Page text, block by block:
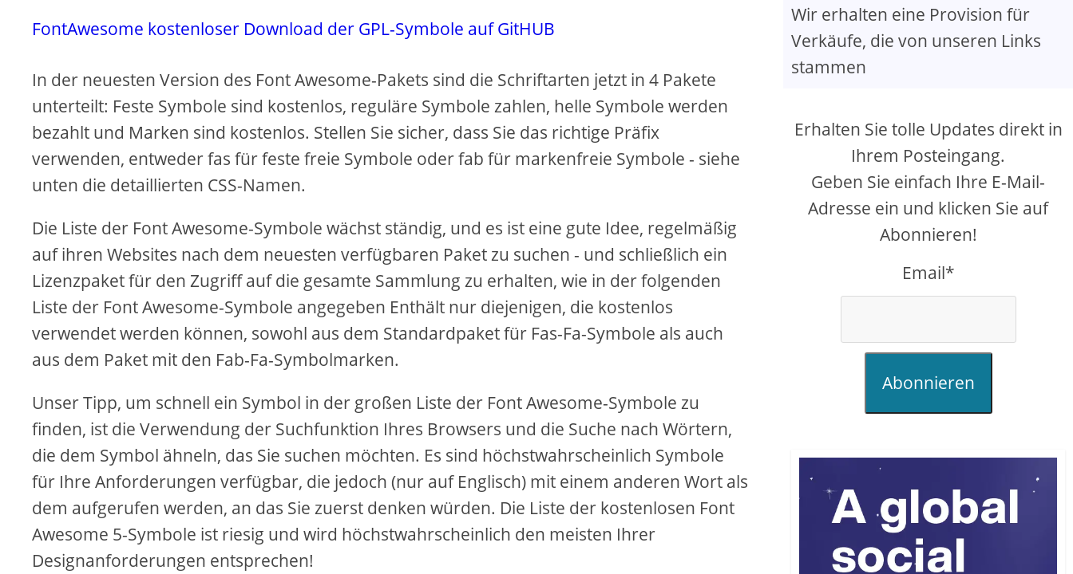
FontAwesome kostenloser Download der GPL-Symbole auf GitHUB
In der neuesten Version des Font Awesome-Pakets sind die Schriftarten jetzt in 4 Pakete
unterteilt: Feste Symbole sind kostenlos, reguläre Symbole zahlen, helle Symbole werden
bezahlt und Marken sind kostenlos. Stellen Sie sicher, dass Sie das richtige Präfix
verwenden, entweder fas für feste freie Symbole oder fab für markenfreie Symbole - siehe
unten die detaillierten CSS-Namen.
Die Liste der Font Awesome-Symbole wächst ständig, und es ist eine gute Idee, regelmäßig
auf ihren Websites nach dem neuesten verfügbaren Paket zu suchen - und schließlich ein
Lizenzpaket für den Zugriff auf die gesamte Sammlung zu erhalten, wie in der folgenden
Liste der Font Awesome-Symbole angegeben Enthält nur diejenigen, die kostenlos
verwendet werden können, sowohl aus dem Standardpaket für Fas-Fa-Symbole als auch
aus dem Paket mit den Fab-Fa-Symbolmarken.
Unser Tipp, um schnell ein Symbol in der großen Liste der Font Awesome-Symbole zu
finden, ist die Verwendung der Suchfunktion Ihres Browsers und die Suche nach Wörtern,
die dem Symbol ähneln, das Sie suchen möchten. Es sind höchstwahrscheinlich Symbole
für Ihre Anforderungen verfügbar, die jedoch (nur auf Englisch) mit einem anderen Wort als
dem aufgerufen werden, an das Sie zuerst denken würden. Die Liste der kostenlosen Font
Awesome 5-Symbole ist riesig und wird höchstwahrscheinlich den meisten Ihrer
Designanforderungen entsprechen!
Wir erhalten eine Provision für
Verkäufe, die von unseren Links
stammen
Erhalten Sie tolle Updates direkt in
Ihrem Posteingang.
Geben Sie einfach Ihre E-Mail-
Adresse ein und klicken Sie auf
Abonnieren!
Email*
Abonnieren